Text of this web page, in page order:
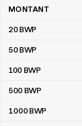
Table de conversion
MONTANT
20 BWP
50 BWP
100 BWP
500 BWP
1 000 BWP